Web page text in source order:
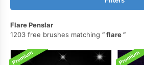
Flare Penslar
1203 free brushes matching
flare